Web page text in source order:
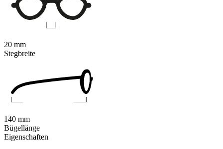
Eigenschaften
20 mm
Stegbreite
140 mm
Bügellänge